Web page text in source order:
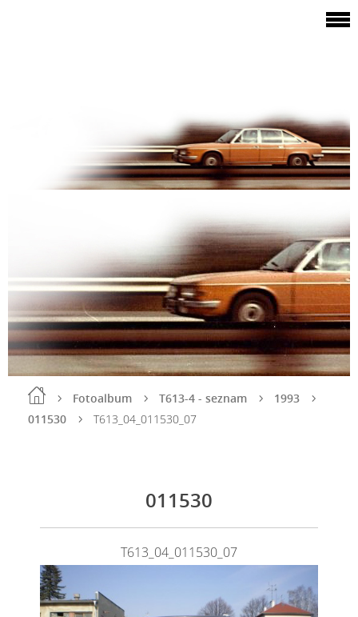
Fotoalbum T613-4 - seznam
1993
011530
T613_04_011530_07
011530
T613_04_011530_07